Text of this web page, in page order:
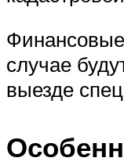
случае
выезде